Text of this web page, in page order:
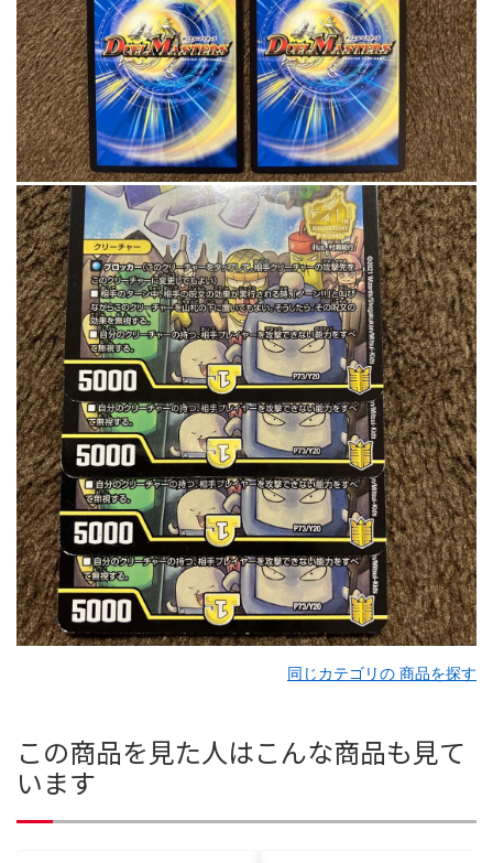
同じカテゴリの 商品を探す
この商品を見た人はこんな商品も見て
います